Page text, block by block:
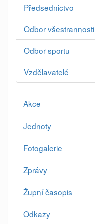
Předsednictvo
Odbor všestrannosti
Odbor sportu
Vzdělavatelé
Akce
Jednoty
Fotogalerie
Zprávy
Župní časopis
Odkazy